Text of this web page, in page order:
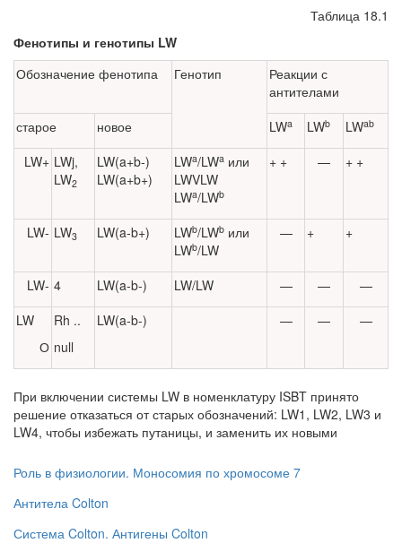
Таблица 18.1
Фенотипы и генотипы LW
Обозначение фенотипа
Генотип
Реакции с
антителами
старое
новое LWa LWb LWab
LW+ LWj,
LW2
LW(a+b-)
LW(a+b+)
LWa/LWa или
LWVLW
LWa/LWb
+ + — + +
LW- LW3 LW(a-b+) LWb/LWb или
LWb/LW
— + +
LW- 4 LW(a-b-) LW/LW — —
—
LW
О
Rh ..
null
LW(a-b-) — — —
При включении системы LW в номенклатуру ISBT принято
решение отка­заться от старых обозначений: LW1, LW2, LW3 и
LW4, чтобы избежать путани­цы, и заменить их новыми
Роль в физиологии. Моносомия по хромосоме 7
Антитела Colton
Система Colton. Антигены Colton